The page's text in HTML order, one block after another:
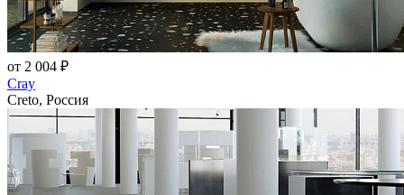
от 2 004 ₽
Cray
Creto, Россия